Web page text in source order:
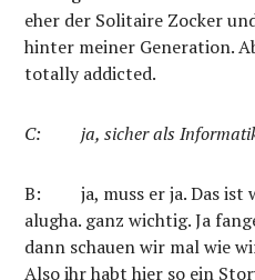
eher der Solitaire Zocker
hinter meiner Generation.
totally addicted.
C: ja, sicher als
B:
ja, muss er ja. Das
alugha. ganz wichtig. Ja
dann schauen wir mal wie
Also ihr habt hier so ein